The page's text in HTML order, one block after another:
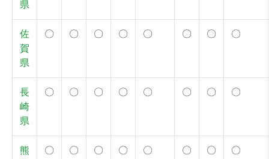
県
佐
賀
県
〇 〇 〇 〇 〇 〇 〇 〇
長
崎
県
〇 〇 〇 〇 〇 〇 〇 〇
熊
〇 〇 〇 〇 〇 〇 〇 〇